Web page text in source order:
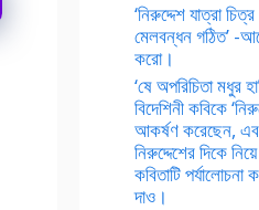
‘নিরুদ্দেশ যাত্রা
মেলবন্ধন গঠিত’ -
করো।
‘ষে অপরিচিতা মধুর
বিদেশিনী কবিকে
আকর্ষণ করেছেন,
নিরুদ্দেশের দিকে
কবিতাটি পর্যালোচনা
দাও।